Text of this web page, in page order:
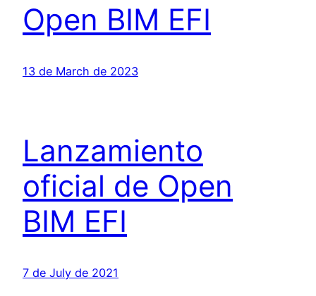
Open BIM EFI
13 de March de 2023
Lanzamiento
oficial de Open
BIM EFI
7 de July de 2021